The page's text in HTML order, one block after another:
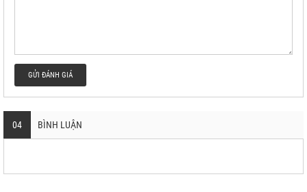
GỬI ĐÁNH GIÁ
04 BÌNH LUẬN